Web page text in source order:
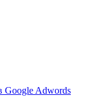
Google Adwords